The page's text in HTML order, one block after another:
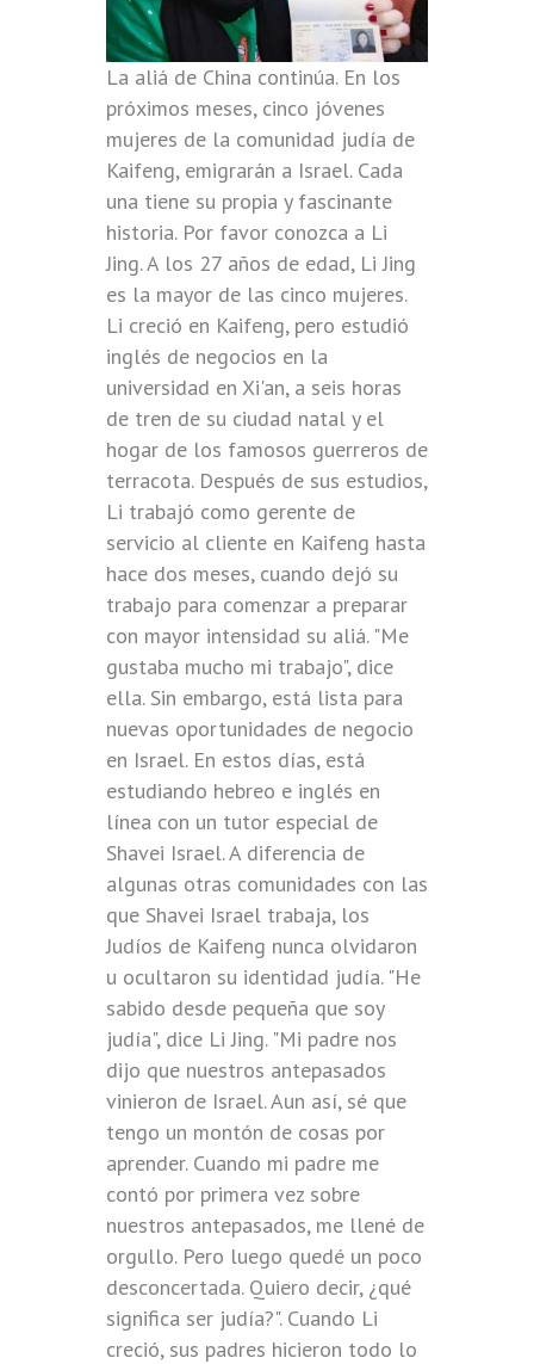
La aliá de China continúa. En los
próximos meses, cinco jóvenes
mujeres de la comunidad judía de
Kaifeng, emigrarán a Israel. Cada
una tiene su propia y fascinante
historia. Por favor conozca a Li
Jing. A los 27 años de edad, Li Jing
es la mayor de las cinco mujeres.
Li creció en Kaifeng, pero estudió
inglés de negocios en la
universidad en Xi'an, a seis horas
de tren de su ciudad natal y el
hogar de los famosos guerreros de
terracota. Después de sus estudios,
Li trabajó como gerente de
servicio al cliente en Kaifeng hasta
hace dos meses, cuando dejó su
trabajo para comenzar a preparar
con mayor intensidad su aliá. "Me
gustaba mucho mi trabajo", dice
ella. Sin embargo, está lista para
nuevas oportunidades de negocio
en Israel. En estos días, está
estudiando hebreo e inglés en
línea con un tutor especial de
Shavei Israel. A diferencia de
algunas otras comunidades con las
que Shavei Israel trabaja, los
Judíos de Kaifeng nunca olvidaron
u ocultaron su identidad judía. "He
sabido desde pequeña que soy
judía", dice Li Jing. "Mi padre nos
dijo que nuestros antepasados
vinieron de Israel. Aun así, sé que
tengo un montón de cosas por
aprender. Cuando mi padre me
contó por primera vez sobre
nuestros antepasados, me llené de
orgullo. Pero luego quedé un poco
desconcertada. Quiero decir, ¿qué
significa ser judía?". Cuando Li
creció, sus padres hicieron todo lo